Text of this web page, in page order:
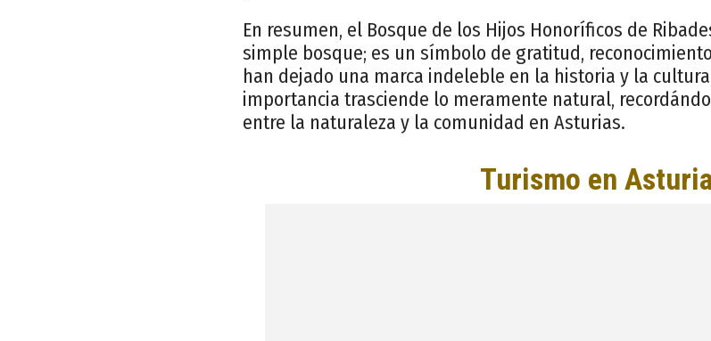
En resumen, el Bosque de los Hijos Honoríficos de
simple bosque; es un símbolo de gratitud,
han dejado una marca indeleble en la historia y la
importancia trasciende lo meramente natural,
entre la naturaleza y la comunidad en Asturias.